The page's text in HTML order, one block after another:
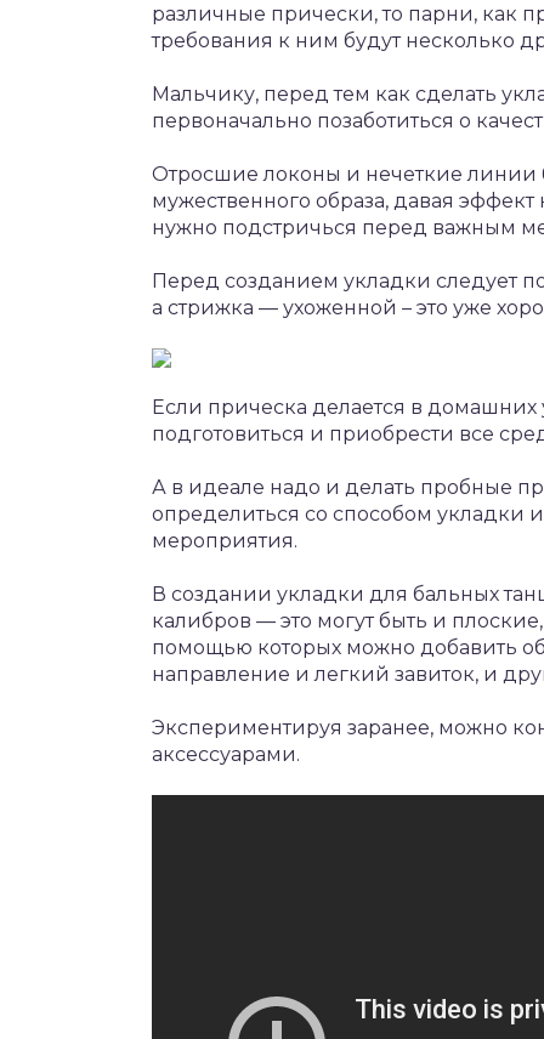
различные прически, то парни, как
требования к ним будут несколько
Мальчику, перед тем как сделать
первоначально позаботиться о
Отросшие локоны и нечеткие линии
мужественного образа, давая
нужно подстричься перед важным
Перед созданием укладки следует
а стрижка — ухоженной – это уже
Если прическа делается в домашних
подготовиться и приобрести все
А в идеале надо и делать пробные
определиться со способом укладки
мероприятия.
В создании укладки для бальных
калибров — это могут быть и
помощью которых можно добавить
направление и легкий завиток, и
Экспериментируя заранее, можно
аксессуарами.